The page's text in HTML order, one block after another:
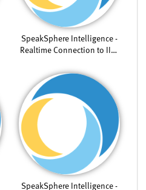
SpeakSphere Intelligence -
Realtime Connection to IIoT
SpeakSphere Intelligence -